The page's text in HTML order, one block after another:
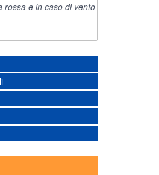
rossa e in caso di vento